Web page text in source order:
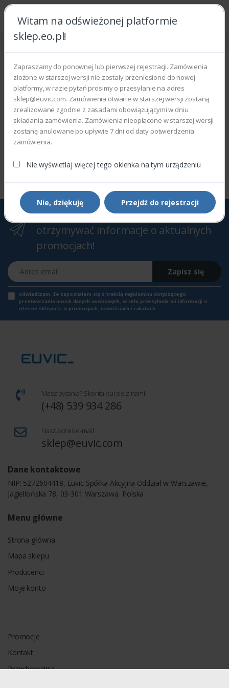
Witam na odświeżonej platformie
sklep.eo.pl!
Zapraszamy do ponownej lub pierwszej rejestracji. Zamówienia
złożone w starszej wersji nie zostały przeniesione do nowej
platformy, w razie pytań prosimy o przesyłanie na adres
sklep@euvic.com. Zamówienia otwarte w starszej wersji zostaną
zrealizowane zgodnie z zasadami obowiązującymi w dniu
składania zamówienia. Zamówienia nieopłacone w starszej wersji
zostaną anulowane po upływie 7 dni od daty potwierdzenia
zamówienia.
Nie wyświetlaj więcej tego okienka na tym urządzeniu
Nie, dziękuję Przejdź do rejestracji
Strona główna Urządzenia
Smart signage
Wyświetlono 0–0 z 0 wyników
Filtry Sortowanie domyślne
Zapisz się do Newslettera, aby
otrzymywać informacje o aktualnych
promocjach!
Adres email
Zapisz się
Oświadczam, że zapoznałem się z treścią regulaminu dotyczącego
przetwarzania moich danych osobowych, w celu przesyłania mi informacji o
ofercie sklepu tj. o promocjach, nowościach i rabatach.
Masz pytania? Skontaktuj się z nami!
(+48) 539 934 286
Nasz adres e-mail
sklep@euvic.com
Dane kontaktowe
NIP: 5272604418, Euvic Spółka Akcyjna Oddział w Warszawie,
Jagiellońska 78, 03-301 Warszawa, Polska
Menu główne
Strona główna
Mapa sklepu
Producenci
Moje konto
Promocje
Kontakt
Przechowalnia